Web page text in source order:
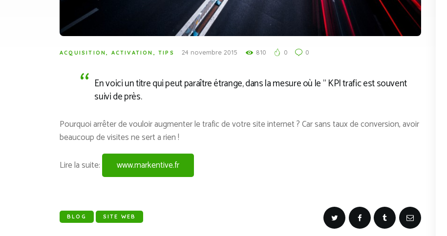
ACQUISITION, ACTIVATION ,TIPS 24 novembre 2015 810 0 0
En voici un titre qui peut paraître étrange, dans la mesure où le ” KPI trafic est souvent
suivi de près.
Pourquoi arrêter de vouloir augmenter le trafic de votre site internet ? Car sans taux de conversion, avoir
beaucoup de visites ne sert a rien !
Lire la suite: www.markentive.fr
BLOG SITE WEB